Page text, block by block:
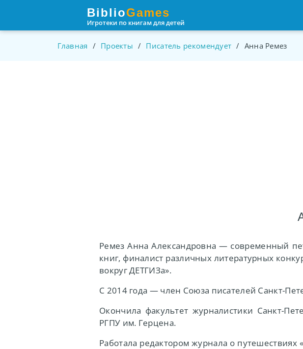
контента
BiblioGames
Игротеки по книгам для детей
Главная / Проекты / Писатель рекомендует / Анна Ремез
Ремез Анна Александровна — современный
книг, финалист различных литературных
вокруг ДЕТГИЗа».
С 2014 года — член Союза писателей Санкт-
Окончила факультет журналистики Санкт-
РГПУ им. Герцена.
Работала редактором журнала о